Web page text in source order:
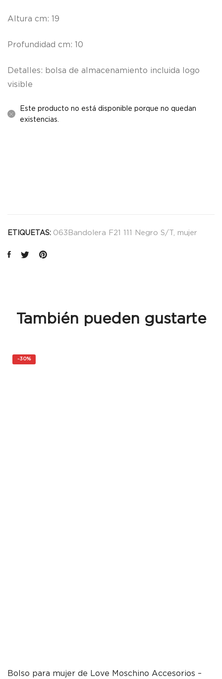
Altura cm: 19
Profundidad cm: 10
Detalles: bolsa de almacenamiento incluida logo
visible
Este producto no está disponible porque no quedan
existencias.
ETIQUETAS: 063Bandolera F21 111 Negro S/T mujer
También pueden gustarte
-30%
Bolso para mujer de Love Moschino Accesorios –